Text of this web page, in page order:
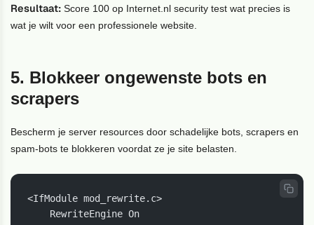
Resultaat: Score 100 op Internet.nl security test wat precies is
wat je wilt voor een professionele website.
5. Blokkeer ongewenste bots en
scrapers
Bescherm je server resources door schadelijke bots, scrapers en
spam-bots te blokkeren voordat ze je site belasten.
<IfModule mod_rewrite.c>
    RewriteEngine On